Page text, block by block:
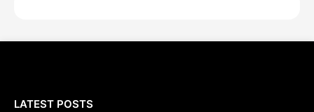
LATEST POSTS